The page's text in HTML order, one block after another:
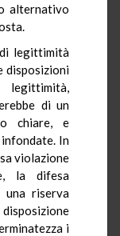
alternativo
legittimità
disposizioni
di un
chiare, e
In
violazione
la difesa
riserva
i